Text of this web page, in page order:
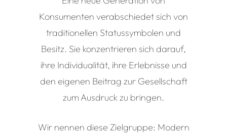
Konsumenten verabschiedet sich von
traditionellen Statussymbolen und
Besitz. Sie konzentrieren sich darauf,
ihre Individualität, ihre Erlebnisse und
den eigenen Beitrag zur Gesellschaft
zum Ausdruck zu bringen.
Wir nennen diese Zielgruppe: Modern